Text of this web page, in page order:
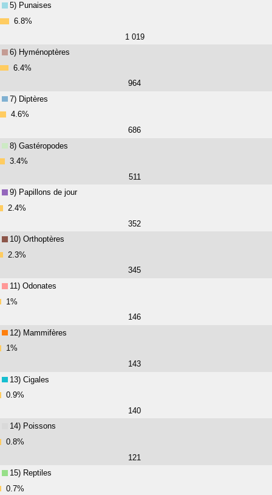
5) Punaises
6.8%
1 019
6) Hyménoptères
6.4%
964
7) Diptères
4.6%
686
8) Gastéropodes
3.4%
511
9) Papillons de jour
2.4%
352
10) Orthoptères
2.3%
345
11) Odonates
1%
146
12) Mammifères
1%
143
13) Cigales
0.9%
140
14) Poissons
0.8%
121
15) Reptiles
0.7%